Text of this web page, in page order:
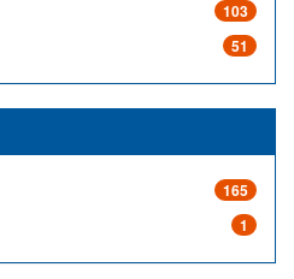
103
51
165
1